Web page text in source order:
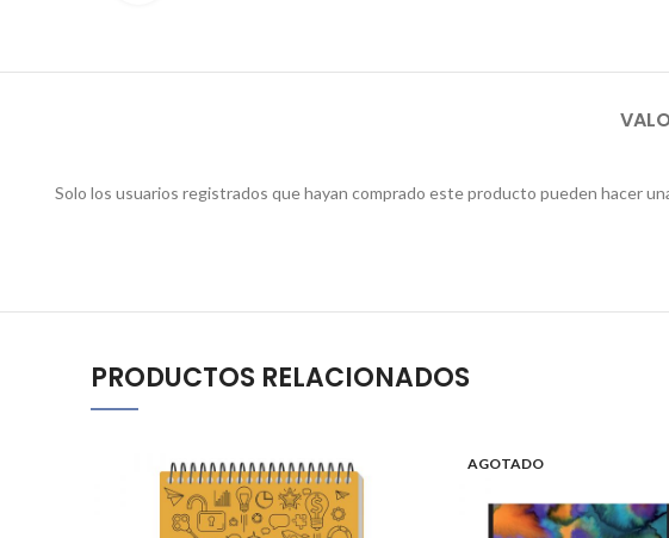
Solo los usuarios registrados que hayan comprado este producto pueden hacer
PRODUCTOS RELACIONADOS
AGOTADO